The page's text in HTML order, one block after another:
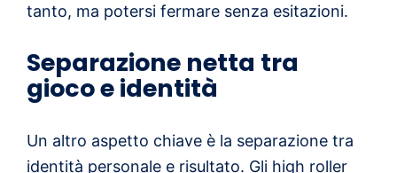
tanto, ma potersi fermare senza esitazioni.
Separazione netta tra
gioco e identità
Un altro aspetto chiave è la separazione tra
identità personale e risultato. Gli high roller